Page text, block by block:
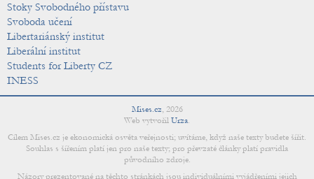
Stoky Svobodného přístavu
Svoboda učení
Libertariánský institut
Liberální institut
Students for Liberty CZ
INESS
Mises.cz, 2026
Web vytvořil Urza.
Cílem Mises.cz je ekonomická osvěta veřejnosti; uvítáme, když naše texty budete šířit.
Souhlas s šířením platí jen pro naše texty; pro převzaté články platí pravidla
původního zdroje.
Názory prezentované na těchto stránkách jsou individuálními vyjádřeními jejich